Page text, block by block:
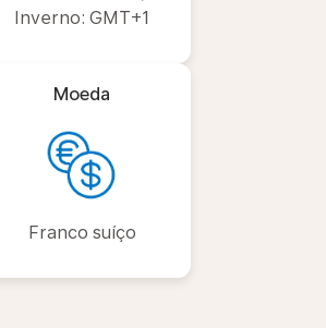
Inverno: GMT+1
Moeda
Franco suíço